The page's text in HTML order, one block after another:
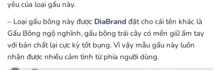
yêu của loại gấu này.
– Loại gấu bông này được DiaBrand đặt cho cái tên khác là
Gấu Bông ngộ nghĩnh, gấu bông trái cây có mền giữ ấm tay
với bản chất lại cực kỳ tốt bụng. Vì vậy mẫu gấu này luôn
nhận được nhiều cảm tình từ phía người dùng.